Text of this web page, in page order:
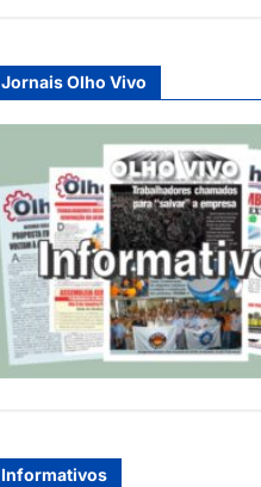
Jornais Olho Vivo
Informativos